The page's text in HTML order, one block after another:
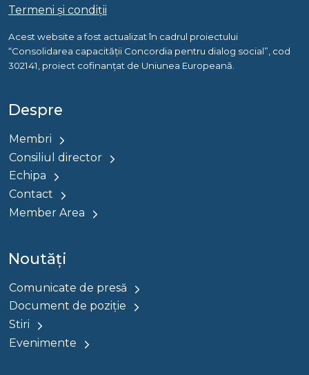
Termeni și condiții
Acest website a fost actualizat în cadrul proiectului
“Consolidarea capacității Concordia pentru dialog social”, cod
302141, proiect cofinanțat de Uniunea Europeană.
Despre
Membri
Consiliul director
Echipa
Contact
Member Area
Noutăți
Comunicate de presă
Document de poziție
Stiri
Evenimente